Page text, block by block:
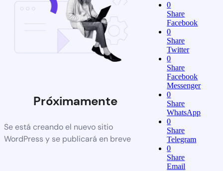
Próximamente
Se está creando el nuevo sitio
WordPress y se publicará en breve
0
Share
Facebook
0
Share
Twitter
0
Share
Facebook
Messenger
0
Share
WhatsApp
0
Share
Telegram
0
Share
Email